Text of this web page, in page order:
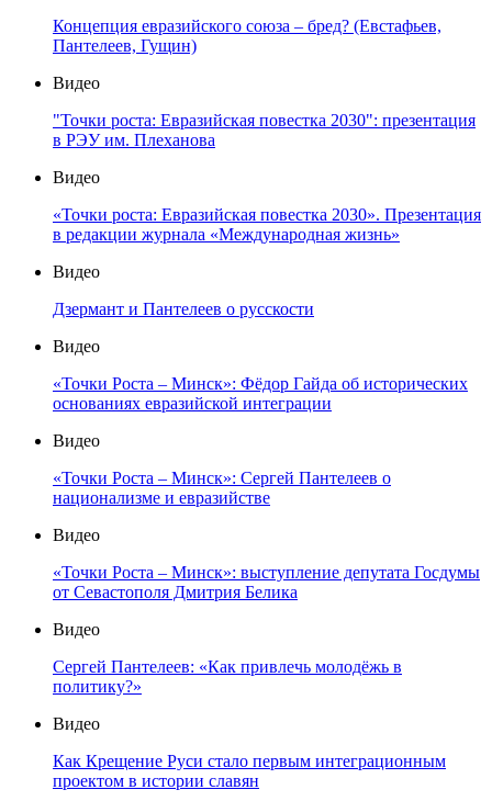
Концепция евразийского союза – бред? (Евстафьев,
Пантелеев, Гущин)
Видео
"Точки роста: Евразийская повестка 2030": презентация
в РЭУ им. Плеханова
Видео
«Точки роста: Евразийская повестка 2030». Презентация
в редакции журнала «Международная жизнь»
Видео
Дзермант и Пантелеев о русскости
Видео
«Точки Роста – Минск»: Фёдор Гайда об исторических
основаниях евразийской интеграции
Видео
«Точки Роста – Минск»: Сергей Пантелеев о
национализме и евразийстве
Видео
«Точки Роста – Минск»: выступление депутата Госдумы
от Севастополя Дмитрия Белика
Видео
Сергей Пантелеев: «Как привлечь молодёжь в
политику?»
Видео
Как Крещение Руси стало первым интеграционным
проектом в истории славян